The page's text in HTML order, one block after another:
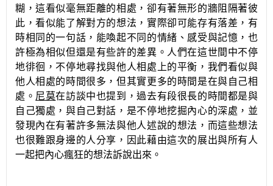
糊，這看似毫無距離的相處，卻有著無形的牆阻隔著彼
此，看似能了解對方的想法，實際卻可能存有落差，有
時相同的一句話，能喚起不同的情緒、感受與記憶，也
許極為相似但還是有些許的差異。人們在這世間中不停
地徘徊，不停地尋找與他人相處上的平衡，我們看似與
他人相處的時間很多，但其實更多的時間是在與自己相
處。 尼莫在訪談中也提到，過去有段很長的時間都是與
自己獨處，與自己對話，是不停地挖掘內心的深處，並
發現內在有著許多無法與他人述說的想法，而這些想法
也很難跟身邊的人分享，因此藉由這次的展出與所有人
一起把內心瘋狂的想法訴說出來。